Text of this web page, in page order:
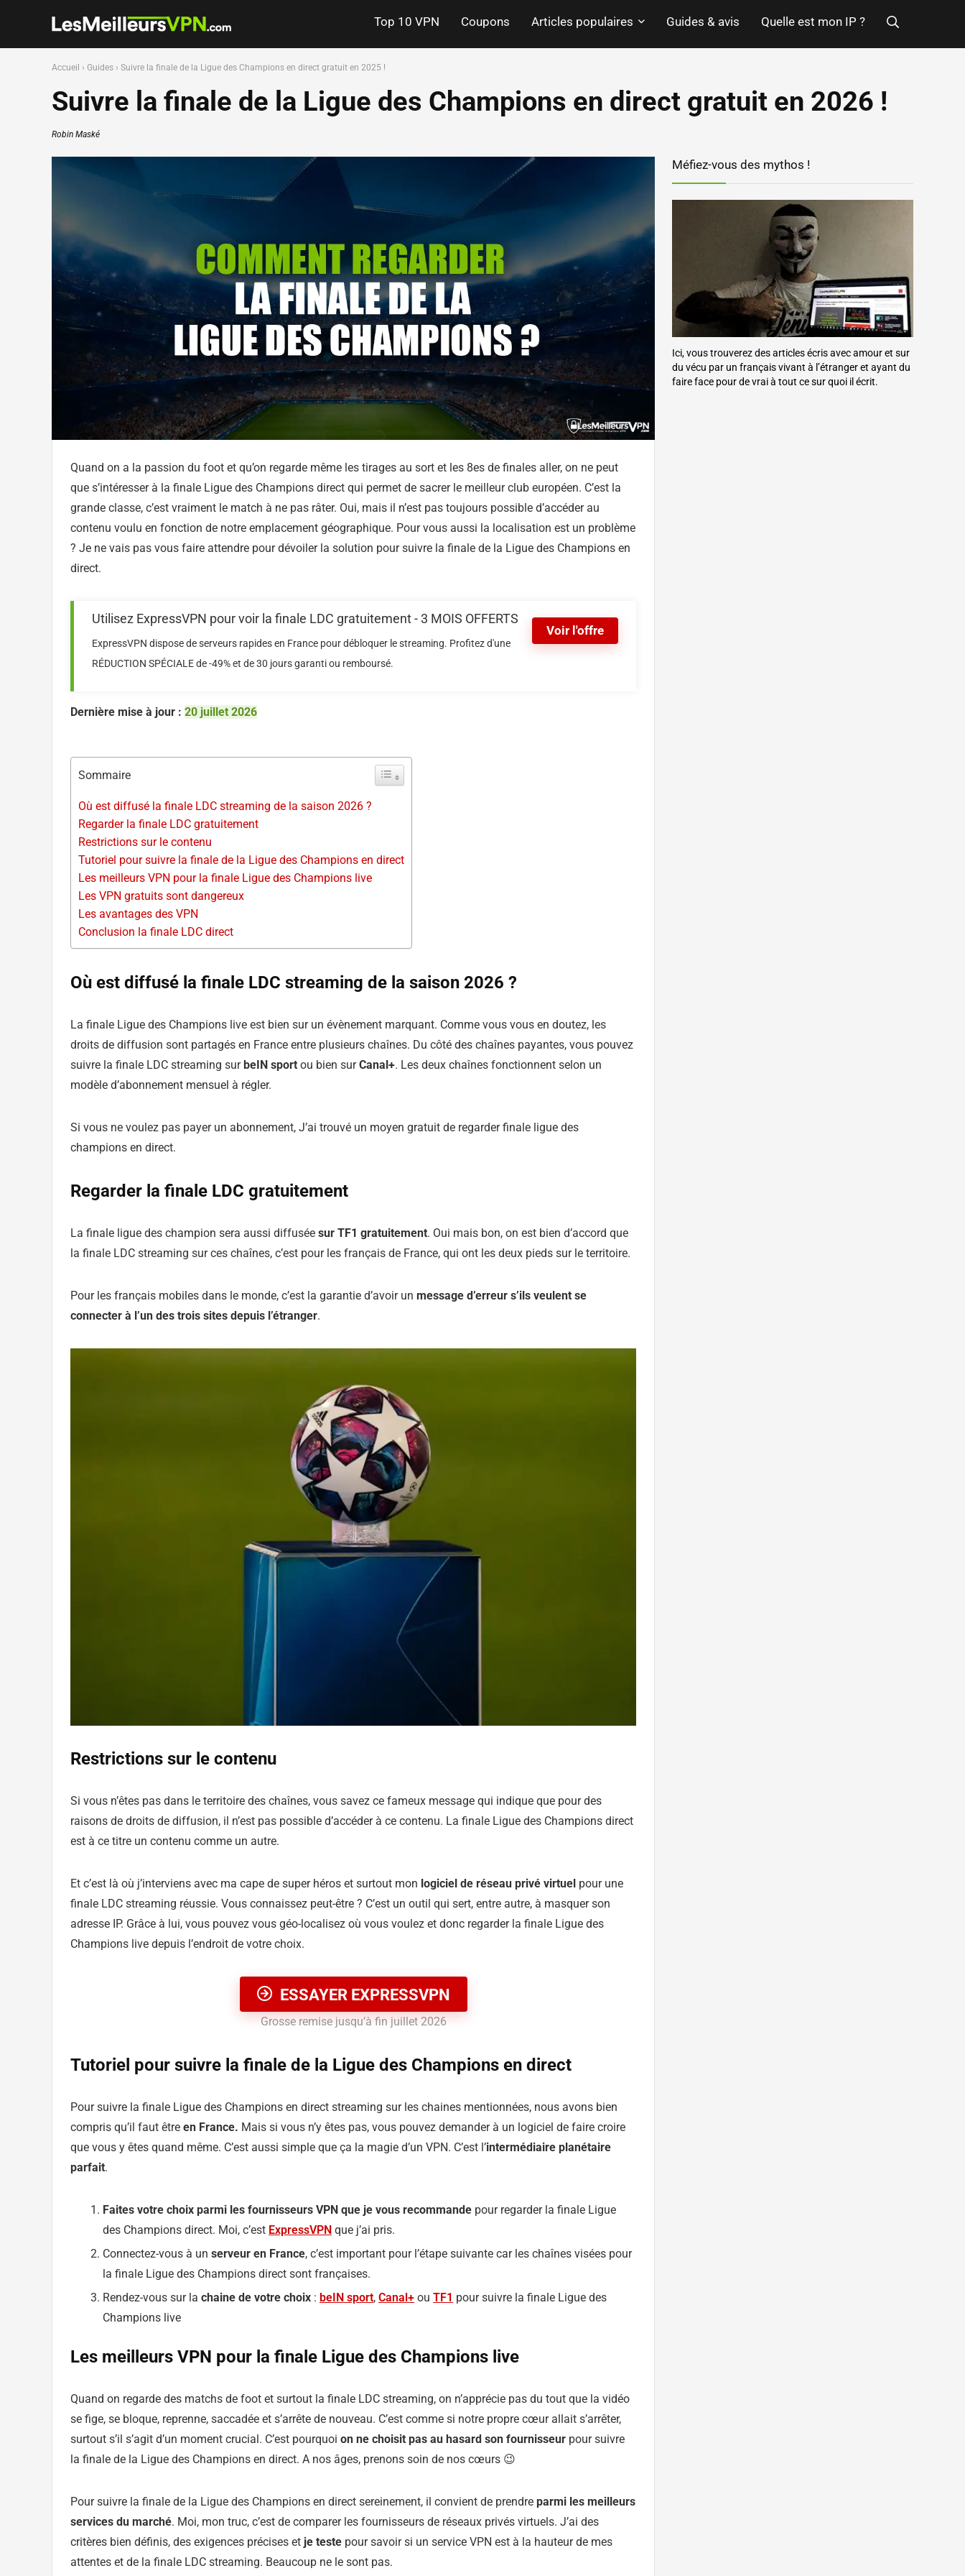
Top 10 VPN Coupons Articles populaires Guides & avis Quelle est mon IP ?
Accueil › Guides › Suivre la finale de la Ligue des Champions en direct gratuit en 2025 !
Suivre la finale de la Ligue des Champions en direct gratuit en 2026 !
Robin Maské
Quand on a la passion du foot et qu’on regarde même les tirages au sort et les 8es de finales aller, on ne peut
que s’intéresser à la finale Ligue des Champions direct qui permet de sacrer le meilleur club européen. C’est la
grande classe, c’est vraiment le match à ne pas râter. Oui, mais il n’est pas toujours possible d’accéder au
contenu voulu en fonction de notre emplacement géographique. Pour vous aussi la localisation est un problème
? Je ne vais pas vous faire attendre pour dévoiler la solution pour suivre la finale de la Ligue des Champions en
direct.
Voir l'offre
Utilisez ExpressVPN pour voir la finale LDC gratuitement - 3 MOIS OFFERTS
ExpressVPN dispose de serveurs rapides en France pour débloquer le streaming. Profitez d'une
RÉDUCTION SPÉCIALE de -49% et de 30 jours garanti ou remboursé.
Dernière mise à jour : 20 juillet 2026
Sommaire
Où est diffusé la finale LDC streaming de la saison 2026 ?
Regarder la finale LDC gratuitement
Restrictions sur le contenu
Tutoriel pour suivre la finale de la Ligue des Champions en direct
Les meilleurs VPN pour la finale Ligue des Champions live
Les VPN gratuits sont dangereux
Les avantages des VPN
Conclusion la finale LDC direct
Où est diffusé la finale LDC streaming de la saison 2026 ?
La finale Ligue des Champions live est bien sur un évènement marquant. Comme vous vous en doutez, les
droits de diffusion sont partagés en France entre plusieurs chaînes. Du côté des chaînes payantes, vous pouvez
suivre la finale LDC streaming surbeIN sport ou bien surCanal+. Les deux chaînes fonctionnent selon un
modèle d’abonnement mensuel à régler.
Si vous ne voulez pas payer un abonnement, J’ai trouvé un moyen gratuit de regarder finale ligue des
champions en direct.
Regarder la finale LDC gratuitement
La finale ligue des champion sera aussi diffusée sur TF1 gratuitement. Oui mais bon, on est bien d’accord que
la finale LDC streaming sur ces chaînes, c’est pour les français de France, qui ont les deux pieds sur le territoire.
Pour les français mobiles dans le monde, c’est la garantie d’avoir un message d’erreur s’ils veulent se
connecter à l’un des trois sites depuis l’étranger.
Restrictions sur le contenu
Si vous n’êtes pas dans le territoire des chaînes, vous savez ce fameux message qui indique que pour des
raisons de droits de diffusion, il n’est pas possible d’accéder à ce contenu. La finale Ligue des Champions direct
est à ce titre un contenu comme un autre.
Et c’est là où j’interviens avec ma cape de super héros et surtout mon logiciel de réseau privé virtuel pour une
finale LDC streaming réussie. Vous connaissez peut-être ? C’est un outil qui sert, entre autre, à masquer son
adresse IP. Grâce à lui, vous pouvez vous géo-localisez où vous voulez et donc regarder la finale Ligue des
Champions live depuis l’endroit de votre choix.
ESSAYER EXPRESSVPN
Grosse remise jusqu’à fin juillet 2026
Tutoriel pour suivre la finale de la Ligue des Champions en direct
Pour suivre la finale Ligue des Champions en direct streaming sur les chaines mentionnées, nous avons bien
compris qu’il faut être en France. Mais si vous n’y êtes pas, vous pouvez demander à un logiciel de faire croire
que vous y êtes quand même. C’est aussi simple que ça la magie d’un VPN. C’est l’intermédiaire planétaire
parfait.
Faites votre choix parmi les fournisseurs VPN que je vous recommande pour regarder la finale Ligue
des Champions direct. Moi, c’est ExpressVPN que j’ai pris.
Connectez-vous à un serveur en France, c’est important pour l’étape suivante car les chaînes visées pour
la finale Ligue des Champions direct sont françaises.
Rendez-vous sur la chaine de votre choix : beIN sport, Canal+ ou TF1 pour suivre la finale Ligue des
Champions live
Les meilleurs VPN pour la finale Ligue des Champions live
Quand on regarde des matchs de foot et surtout la finale LDC streaming, on n’apprécie pas du tout que la vidéo
se fige, se bloque, reprenne, saccadée et s’arrête de nouveau. C’est comme si notre propre cœur allait s’arrêter,
surtout s’il s’agit d’un moment crucial. C’est pourquoi on ne choisit pas au hasard son fournisseur pour suivre
la finale de la Ligue des Champions en direct. A nos âges, prenons soin de nos cœurs 😉
Pour suivre la finale de la Ligue des Champions en direct sereinement, il convient de prendre parmi les meilleurs
services du marché. Moi, mon truc, c’est de comparer les fournisseurs de réseaux privés virtuels. J’ai des
critères bien définis, des exigences précises et je teste pour savoir si un service VPN est à la hauteur de mes
attentes et de la finale LDC streaming. Beaucoup ne le sont pas.
Méfiez-vous des mythos !
Ici, vous trouverez des articles écris avec amour et sur
du vécu par un français vivant à l’étranger et ayant du
faire face pour de vrai à tout ce sur quoi il écrit.